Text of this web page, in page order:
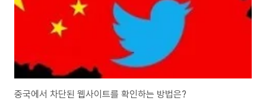
중국에서 차단된 웹사이트를 확인하는 방법은?